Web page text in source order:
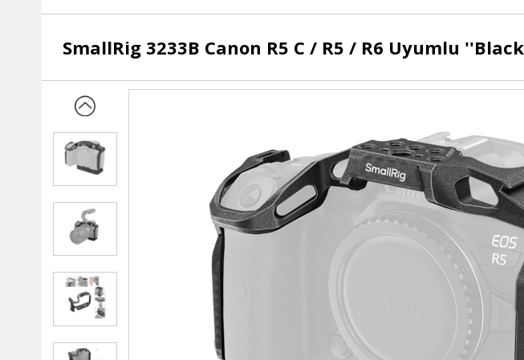
SmallRig 3233B Canon R5 C / R5 / R6 Uyumlu